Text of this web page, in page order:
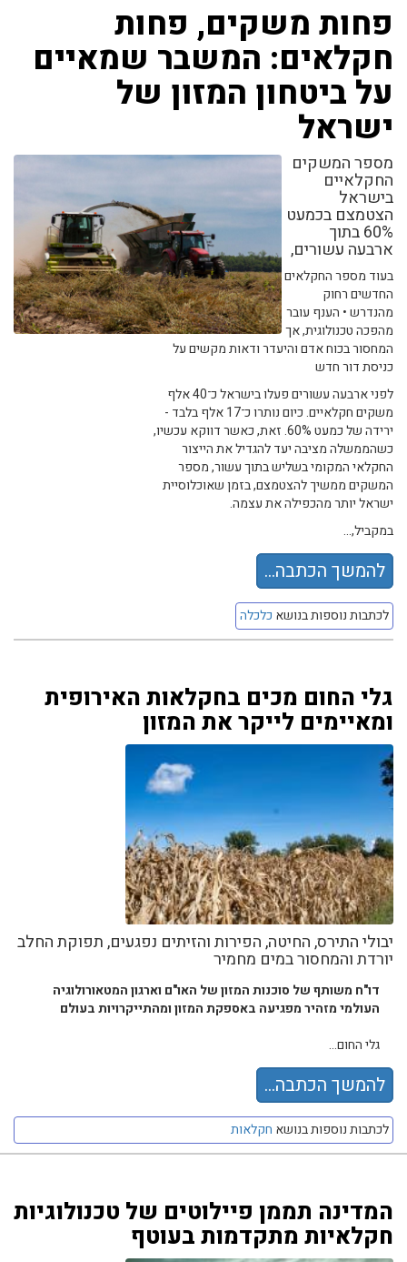
פחות משקים, פחות
חקלאים: המשבר שמאיים
על ביטחון המזון של
ישראל
מספר המשקים
החקלאיים
בישראל
הצטמצם בכמעט
60% בתוך
ארבעה עשורים,
בעוד מספר החקלאים
החדשים רחוק
מהנדרש • הענף עובר
מהפכה טכנולוגית, אך
המחסור בכוח אדם והיעדר ודאות מקשים על
כניסת דור חדש
לפני ארבעה עשורים פעלו בישראל כ־40 אלף
משקים חקלאיים. כיום נותרו כ־17 אלף בלבד -
ירידה של כמעט 60%. זאת, כאשר דווקא עכשיו,
כשהממשלה מציבה יעד להגדיל את הייצור
החקלאי המקומי בשליש בתוך עשור, מספר
המשקים ממשיך להצטמצם, בזמן שאוכלוסיית
ישראל יותר מהכפילה את עצמה.
במקביל,...
להמשך הכתבה...
לכתבות נוספות בנושא כלכלה
גלי החום מכים בחקלאות האירופית
ומאיימים לייקר את המזון
יבולי התירס, החיטה, הפירות והזיתים נפגעים, תפוקת החלב
יורדת והמחסור במים מחמיר
דו"ח משותף של סוכנות המזון של האו"ם וארגון המטאורולוגיה
העולמי מזהיר מפגיעה באספקת המזון ומהתייקרויות בעולם
גלי החום...
להמשך הכתבה...
לכתבות נוספות בנושא חקלאות
המדינה תממן פיילוטים של טכנולוגיות
חקלאיות מתקדמות בעוטף